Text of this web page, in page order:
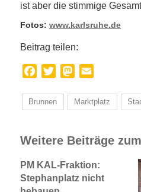
ist aber die stimmige
Fotos: www.karlsruhe.de
Beitrag teilen:
Facebook
TwitterMastodon
Brunnen Marktplatz
Weitere Beiträge
PM KAL-Fraktion:
Stephanplatz nicht